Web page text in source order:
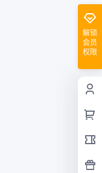
解锁
会员
权限